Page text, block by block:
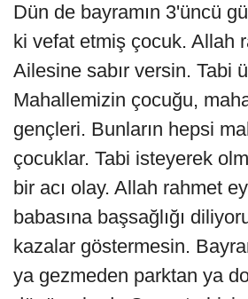
Dün de bayramın 3'üncü
ki vefat etmiş çocuk. Allah
Ailesine sabır versin. Tabi
Mahallemizin çocuğu,
gençleri. Bunların hepsi
çocuklar. Tabi isteyerek
bir acı olay. Allah rahmet
babasına başsağlığı
kazalar göstermesin.
ya gezmeden parktan ya